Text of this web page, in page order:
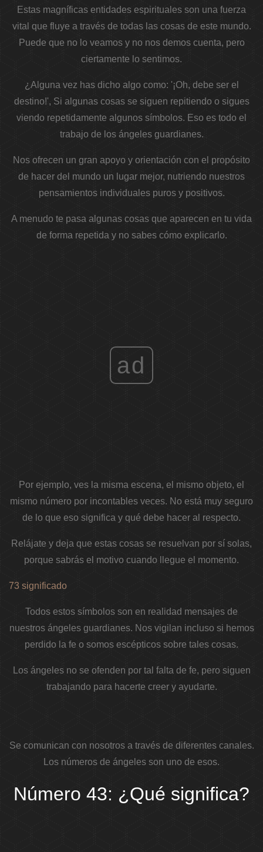
Estas magníficas entidades espirituales son una fuerza
vital que fluye a través de todas las cosas de este mundo.
Puede que no lo veamos y no nos demos cuenta, pero
ciertamente lo sentimos.
¿Alguna vez has dicho algo como: '¡Oh, debe ser el
destino!', Si algunas cosas se siguen repitiendo o sigues
viendo repetidamente algunos símbolos. Eso es todo el
trabajo de los ángeles guardianes.
Nos ofrecen un gran apoyo y orientación con el propósito
de hacer del mundo un lugar mejor, nutriendo nuestros
pensamientos individuales puros y positivos.
A menudo te pasa algunas cosas que aparecen en tu vida
de forma repetida y no sabes cómo explicarlo.
ad
Por ejemplo, ves la misma escena, el mismo objeto, el
mismo número por incontables veces. No está muy seguro
de lo que eso significa y qué debe hacer al respecto.
Relájate y deja que estas cosas se resuelvan por sí solas,
porque sabrás el motivo cuando llegue el momento.
73 significado
Todos estos símbolos son en realidad mensajes de
nuestros ángeles guardianes. Nos vigilan incluso si hemos
perdido la fe o somos escépticos sobre tales cosas.
Los ángeles no se ofenden por tal falta de fe, pero siguen
trabajando para hacerte creer y ayudarte.
Se comunican con nosotros a través de diferentes canales.
Los números de ángeles son uno de esos.
Número 43: ¿Qué significa?